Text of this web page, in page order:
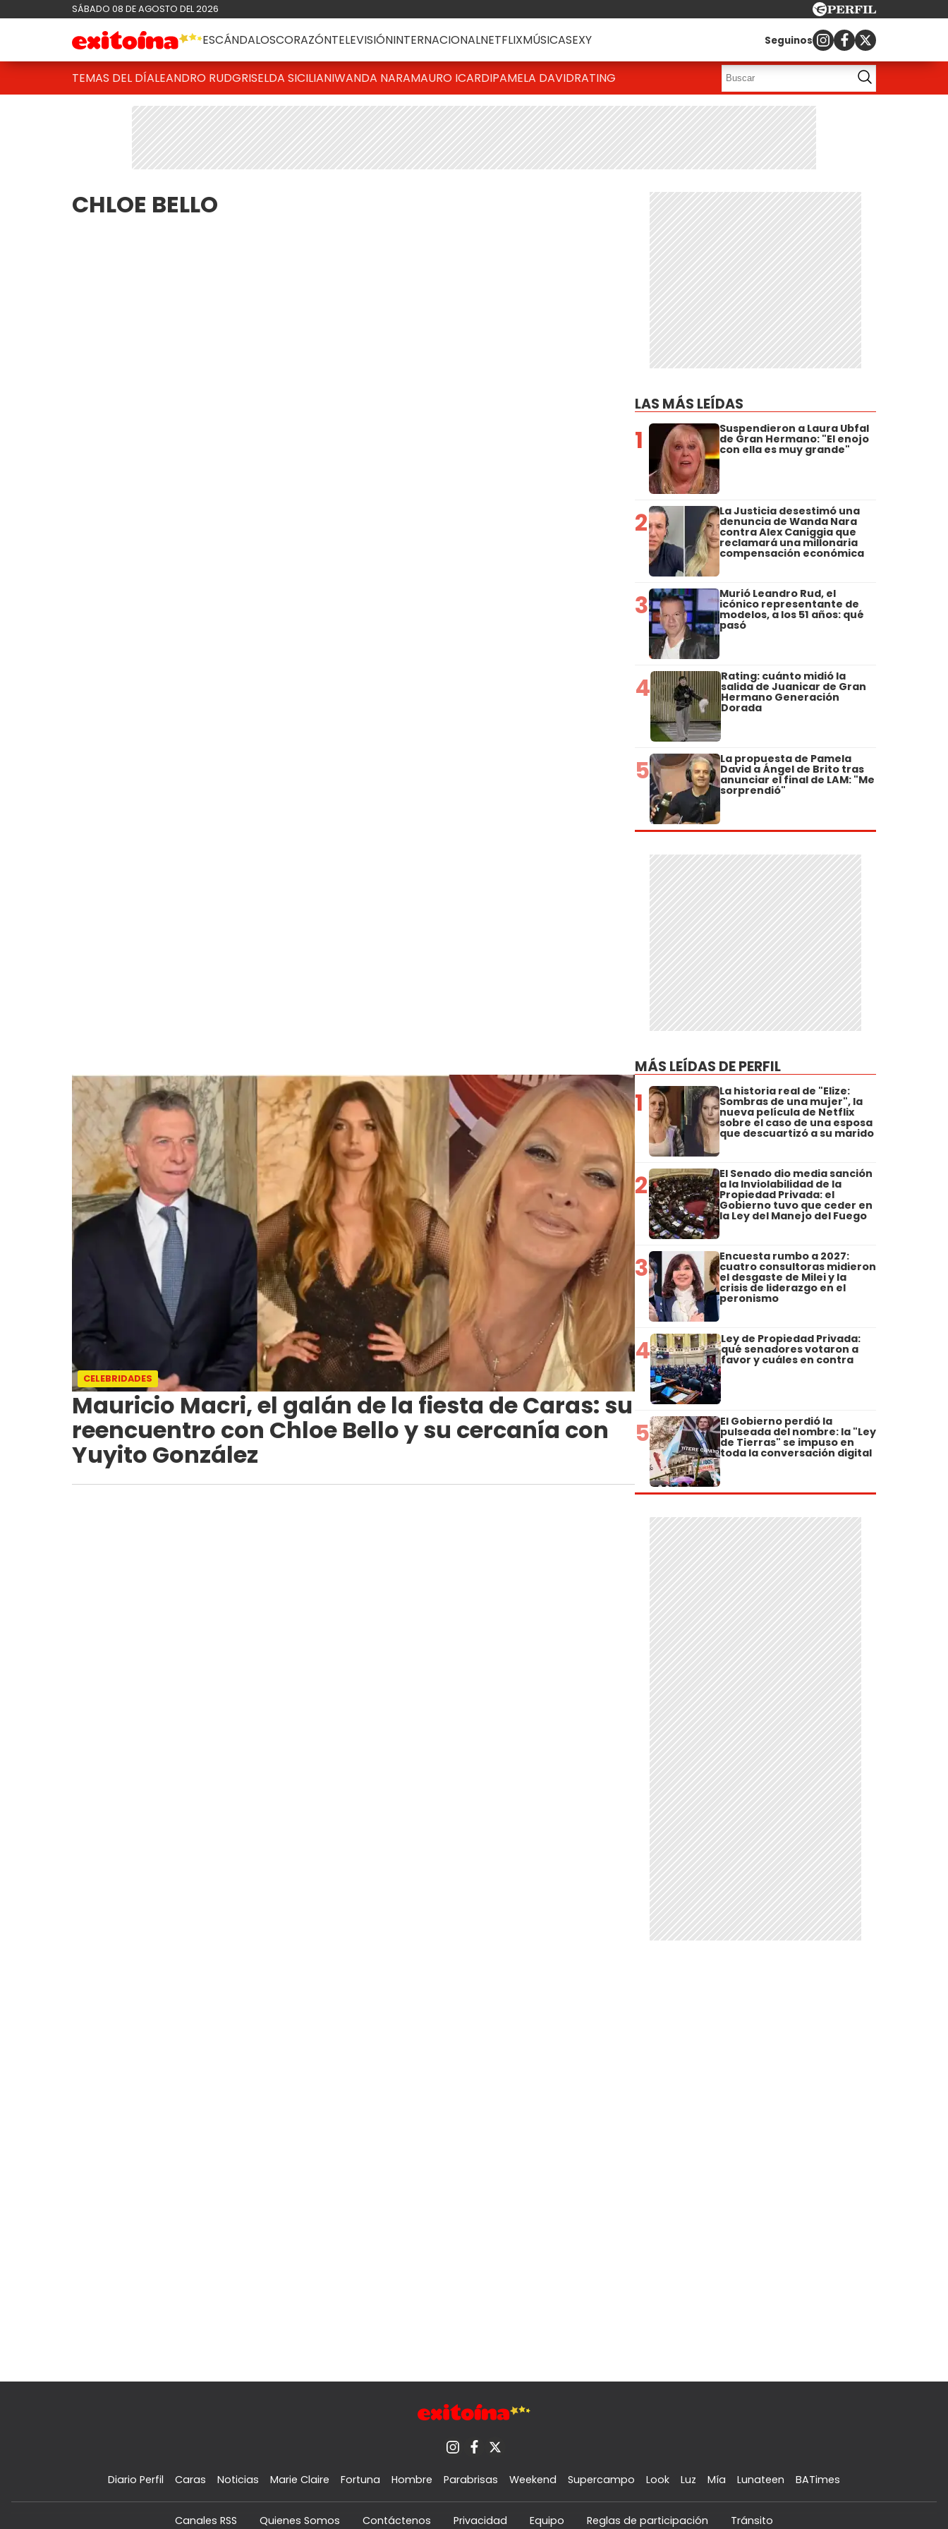
SÁBADO 08 DE AGOSTO DEL 2026
ESCÁNDALOSCORAZÓNTELEVISIÓNINTERNACIONALNETFLIXMÚSICASEXY Seguinos
TEMAS DEL DÍALEANDRO RUDGRISELDA SICILIANIWANDA NARAMAURO ICARDIPAMELA DAVIDRATING
CHLOE BELLO
CELEBRIDADES
Mauricio Macri, el galán de la fiesta de Caras: su
reencuentro con Chloe Bello y su cercanía con
Yuyito González
LAS MÁS LEÍDAS
1 Suspendieron a Laura Ubfal
de Gran Hermano: "El enojo
con ella es muy grande"
2 La Justicia desestimó una
denuncia de Wanda Nara
contra Alex Caniggia que
reclamará una millonaria
compensación económica
3 Murió Leandro Rud, el
icónico representante de
modelos, a los 51 años: qué
pasó
4 Rating: cuánto midió la
salida de Juanicar de Gran
Hermano Generación
Dorada
5 La propuesta de Pamela
David a Ángel de Brito tras
anunciar el final de LAM: "Me
sorprendió"
MÁS LEÍDAS DE PERFIL
1 La historia real de "Elize:
Sombras de una mujer", la
nueva película de Netflix
sobre el caso de una esposa
que descuartizó a su marido
2 El Senado dio media sanción
a la Inviolabilidad de la
Propiedad Privada: el
Gobierno tuvo que ceder en
la Ley del Manejo del Fuego
3 Encuesta rumbo a 2027:
cuatro consultoras midieron
el desgaste de Milei y la
crisis de liderazgo en el
peronismo
4 Ley de Propiedad Privada:
qué senadores votaron a
favor y cuáles en contra
5 El Gobierno perdió la
pulseada del nombre: la "Ley
de Tierras" se impuso en
toda la conversación digital
Diario Perfil Caras Noticias Marie Claire Fortuna Hombre Parabrisas Weekend Supercampo Look Luz Mía Lunateen BATimes
Canales RSS Quienes Somos Contáctenos Privacidad Equipo Reglas de participación Tránsito